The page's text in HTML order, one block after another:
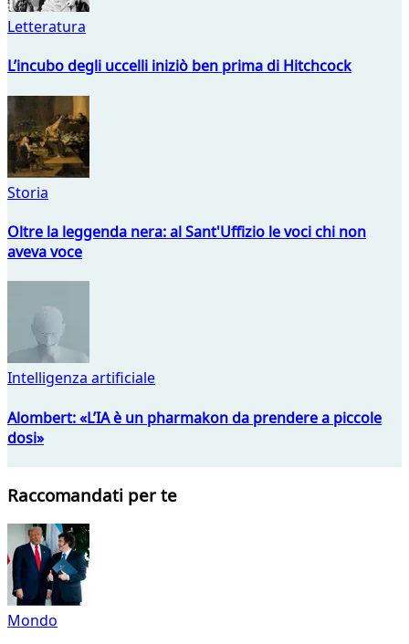
Letteratura
L’incubo degli uccelli iniziò ben prima di Hitchcock
Storia
Oltre la leggenda nera: al Sant'Uffizio le voci chi non
aveva voce
Intelligenza artificiale
Alombert: «L’IA è un pharmakon da prendere a piccole
dosi»
Raccomandati per te
Mondo